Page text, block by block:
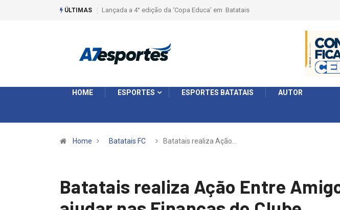
ÚLTIMAS Liga 2026: Equipes rompem com a LABE na Série Ouro e entidade define a 2°
HOME ESPORTES ESPORTES BATATAIS AUTOR
Home Batatais FC Batatais realiza Ação…
Batatais realiza Ação Entre